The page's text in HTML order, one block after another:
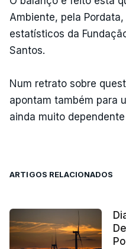
Ambiente, pela
estatísticos da
Santos.
Num retrato sobre
apontam também para
ainda muito
ARTIGOS RELACIONADOS